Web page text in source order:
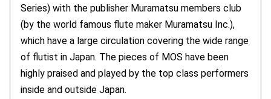
Series) with the publisher Muramatsu members club
(by the world famous flute maker Muramatsu Inc.),
which have a large circulation covering the wide range
of flutist in Japan. The pieces of MOS have been
highly praised and played by the top class performers
inside and outside Japan.